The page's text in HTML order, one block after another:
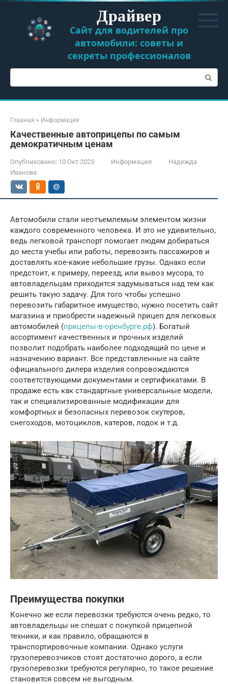
Перейти
контенту
Драйвер
Сайт для водителей про
автомобили: советы и
секреты профессионалов
Поиск:
Главная » Информация
Качественные автоприцепы по самым
демократичным ценам
Опубликовано: 10 Окт 2023 Информация
Надежда
Иванова
Автомобили стали неотъемлемым элементом жизни
каждого современного человека. И это не удивительно,
ведь легковой транспорт помогает людям добираться
до места учебы или работы, перевозить пассажиров и
доставлять кое-какие небольшие грузы. Однако если
предстоит, к примеру, переезд, или вывоз мусора, то
автовладельцам приходится задумываться над тем как
решить такую задачу. Для того чтобы успешно
перевозить габаритное имущество, нужно посетить сайт
магазина и приобрести надежный прицеп для легковых
автомобилей (прицепы-в-оренбурге.рф). Богатый
ассортимент качественных и прочных изделий
позволит подобрать наиболее подходящий по цене и
назначению вариант. Все представленные на сайте
официального дилера изделия сопровождаются
соответствующими документами и сертификатами. В
продаже есть как стандартные универсальные модели,
так и специализированные модификации для
комфортных и безопасных перевозок скутеров,
снегоходов, мотоциклов, катеров, лодок и т.д.
Преимущества покупки
Конечно же если перевозки требуются очень редко, то
автовладельцы не спешат с покупкой прицепной
техники, и как правило, обращаются в
транспортировочные компании. Однако услуги
грузоперевозчиков стоят достаточно дорого, а если
грузоперевозки требуются регулярно, то такое решение
становится совсем не выгодным.